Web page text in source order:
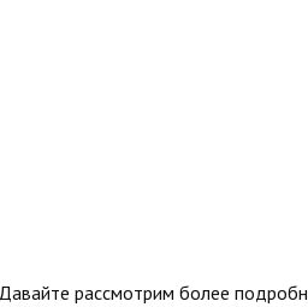
Давайте рассмотрим более